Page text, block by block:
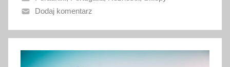
o
s
t
Dodaj komentarz